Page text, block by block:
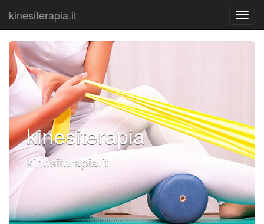
kinesiterapia.it
kinesiterapia
kinesiterapia.it